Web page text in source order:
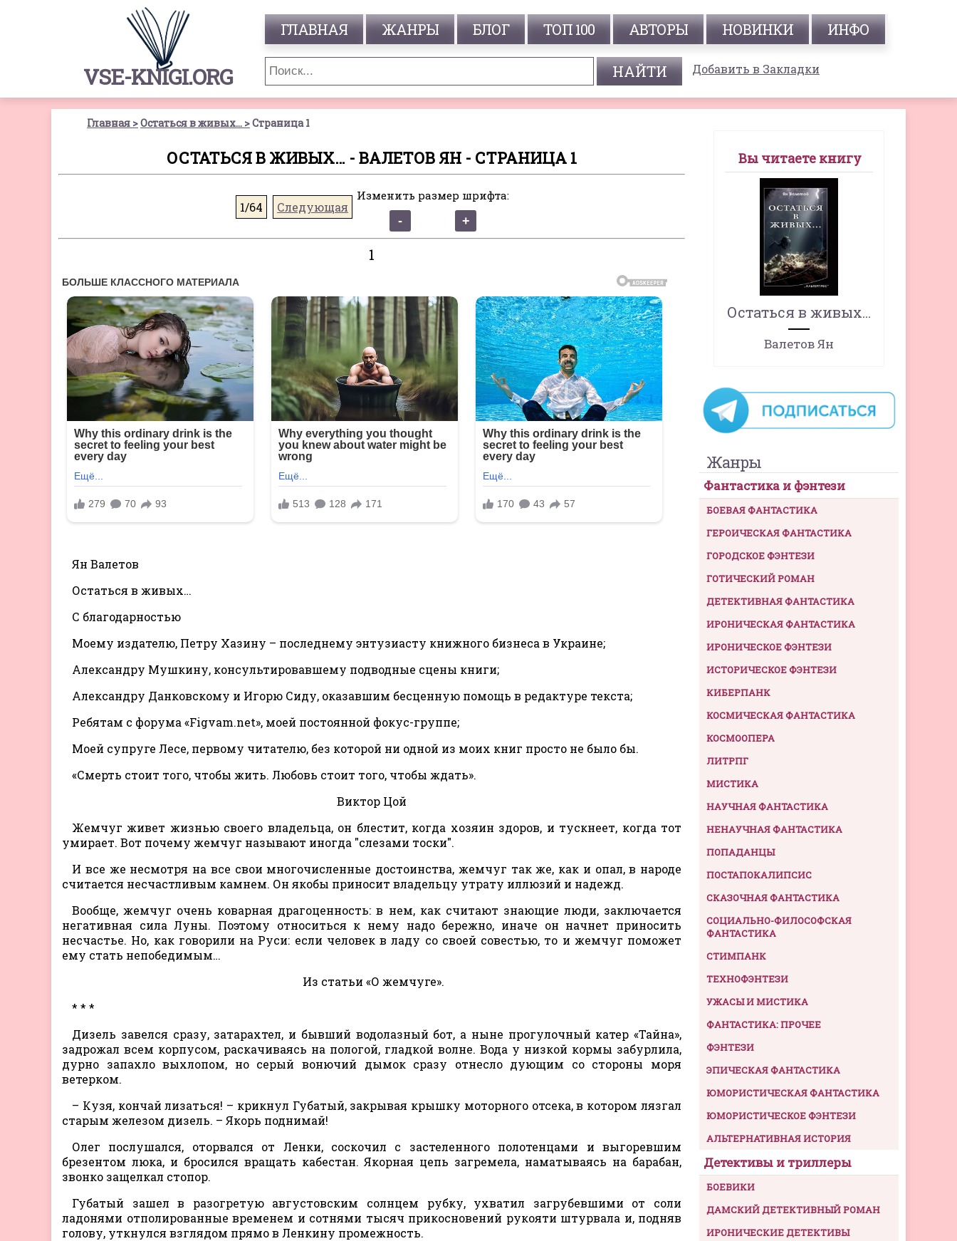
VSE-KNIGI.ORG
ГЛАВНАЯ ЖАНРЫ БЛОГ ТОП 100 АВТОРЫ НОВИНКИ ИНФО
Добавить в Закладки
Главная Остаться в живых… Страница 1
ОСТАТЬСЯ В ЖИВЫХ… - ВАЛЕТОВ ЯН - СТРАНИЦА 1
1/64 Следующая
Изменить размер шрифта:
1
Ян Валетов
Остаться в живых…
С благодарностью
Моему издателю, Петру Хазину – последнему энтузиасту книжного бизнеса в Украине;
Александру Мушкину, консультировавшему подводные сцены книги;
Александру Данковскому и Игорю Сиду, оказавшим бесценную помощь в редактуре текста;
Ребятам с форума «Figvam.net», моей постоянной фокус-группе;
Моей супруге Лесе, первому читателю, без которой ни одной из моих книг просто не было бы.
«Смерть стоит того, чтобы жить. Любовь стоит того, чтобы ждать».
Виктор Цой
Жемчуг живет жизнью своего владельца, он блестит, когда хозяин здоров, и тускнеет, когда тот
умирает. Вот почему жемчуг называют иногда "слезами тоски".
И все же несмотря на все свои многочисленные достоинства, жемчуг так же, как и опал, в народе
считается несчастливым камнем. Он якобы приносит владельцу утрату иллюзий и надежд.
Вообще, жемчуг очень коварная драгоценность: в нем, как считают знающие люди, заключается
негативная сила Луны. Поэтому относиться к нему надо бережно, иначе он начнет приносить
несчастье. Но, как говорили на Руси: если человек в ладу со своей совестью, то и жемчуг поможет
ему стать непобедимым…
Из статьи «О жемчуге».
* * *
Дизель завелся сразу, затарахтел, и бывший водолазный бот, а ныне прогулочный катер «Тайна»,
задрожал всем корпусом, раскачиваясь на пологой, гладкой волне. Вода у низкой кормы забурлила,
дурно запахло выхлопом, но серый вонючий дымок сразу отнесло дующим со стороны моря
ветерком.
– Кузя, кончай лизаться! – крикнул Губатый, закрывая крышку моторного отсека, в котором лязгал
старым железом дизель. – Якорь поднимай!
Олег послушался, оторвался от Ленки, соскочил с застеленного полотенцами и выгоревшим
брезентом люка, и бросился вращать кабестан. Якорная цепь загремела, наматываясь на барабан,
звонко защелкал стопор.
Губатый зашел в разогретую августовским солнцем рубку, ухватил загрубевшими от соли
ладонями отполированные временем и сотнями тысяч прикосновений рукояти штурвала и, подняв
голову, уткнулся взглядом прямо в Ленкину промежность.
Вы читаете книгу
Остаться в живых…
Валетов Ян
Жанры
Фантастика и фэнтези
БОЕВАЯ ФАНТАСТИКА
ГЕРОИЧЕСКАЯ ФАНТАСТИКА
ГОРОДСКОЕ ФЭНТЕЗИ
ГОТИЧЕСКИЙ РОМАН
ДЕТЕКТИВНАЯ ФАНТАСТИКА
ИРОНИЧЕСКАЯ ФАНТАСТИКА
ИРОНИЧЕСКОЕ ФЭНТЕЗИ
ИСТОРИЧЕСКОЕ ФЭНТЕЗИ
КИБЕРПАНК
КОСМИЧЕСКАЯ ФАНТАСТИКА
КОСМООПЕРА
ЛИТРПГ
МИСТИКА
НАУЧНАЯ ФАНТАСТИКА
НЕНАУЧНАЯ ФАНТАСТИКА
ПОПАДАНЦЫ
ПОСТАПОКАЛИПСИС
СКАЗОЧНАЯ ФАНТАСТИКА
СОЦИАЛЬНО-ФИЛОСОФСКАЯ
ФАНТАСТИКА
СТИМПАНК
ТЕХНОФЭНТЕЗИ
УЖАСЫ И МИСТИКА
ФАНТАСТИКА: ПРОЧЕЕ
ФЭНТЕЗИ
ЭПИЧЕСКАЯ ФАНТАСТИКА
ЮМОРИСТИЧЕСКАЯ ФАНТАСТИКА
ЮМОРИСТИЧЕСКОЕ ФЭНТЕЗИ
АЛЬТЕРНАТИВНАЯ ИСТОРИЯ
Детективы и триллеры
БОЕВИКИ
ДАМСКИЙ ДЕТЕКТИВНЫЙ РОМАН
ИРОНИЧЕСКИЕ ДЕТЕКТИВЫ